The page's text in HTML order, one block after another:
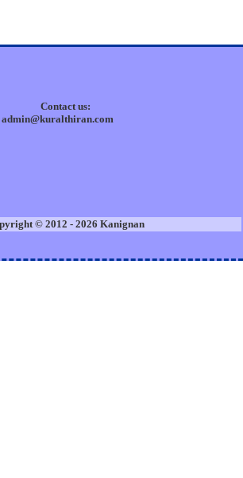
Contact us:
admin@kuralthiran.com
© 2012 - 2026 Kanignan